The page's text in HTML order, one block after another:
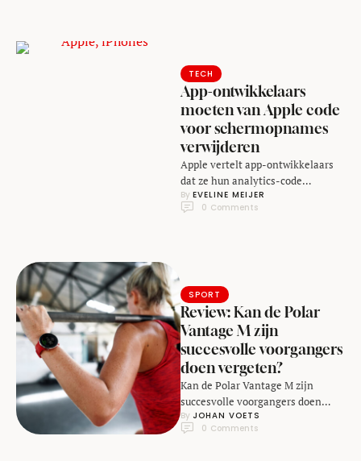
TECH
App-ontwikkelaars
moeten van Apple code
voor schermopnames
verwijderen
Apple vertelt app-ontwikkelaars
dat ze hun analytics-code
waarmee ze kunnen opnemen hoe
een gebruiker omgaan met zijn
By EVELINE MEIJER
0 Comments
SPORT
Review: Kan de Polar
Vantage M zijn
succesvolle voorgangers
doen vergeten?
Kan de Polar Vantage M zijn
succesvolle voorgangers doen
vergeten?
By JOHAN VOETS
0 Comments